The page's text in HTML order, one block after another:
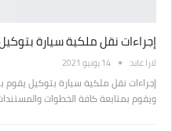
إجراءات نقل ملكية سيارة
لارا عابد 14 يونيو 2021
إجراءات نقل ملكية سيارة بتوكيل يقوم
ويقوم بمتابعة كافة الخطوات